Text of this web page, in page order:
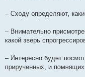
– Сходу определяют,
– Внимательно
какой зверь
– Интересно будет
прирученных, и